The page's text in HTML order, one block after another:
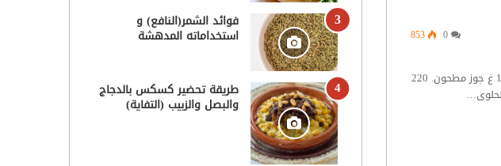
853
المقادير: بيضة. فانيلا. 260 غ دقيق. 100 غ جوز مطحون. 220
فوائد الشمر(النافع) و
استخداماته المدهشة
طريقة تحضير كسكس بالدجاج
والبصل والزبيب (التفاية)